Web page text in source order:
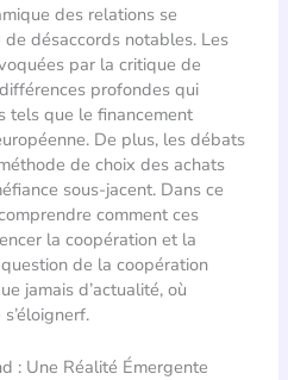
des relations se
de désaccords notables. Les
par la critique de
profondes qui
tels que le financement
De plus, les débats
de choix des achats
sous-jacent. Dans ce
comment ces
la coopération et la
de la coopération
jamais d’actualité, où
: Une Réalité Émergente